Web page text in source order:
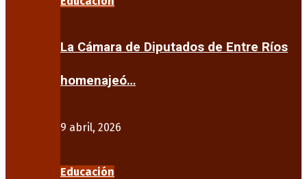
La Cámara de Diputados de Entre Ríos
homenajeó…
9 abril, 2026
Educación